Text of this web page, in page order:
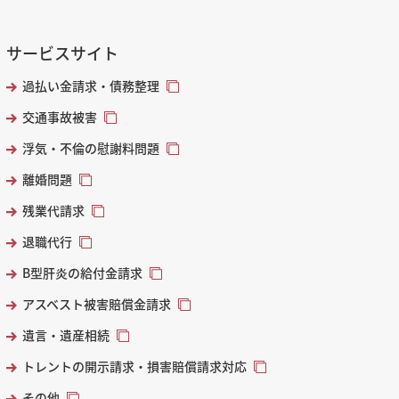
サービスサイト
過払い金請求・債務整理
交通事故被害
浮気・不倫の慰謝料問題
離婚問題
残業代請求
退職代行
B型肝炎の給付金請求
アスベスト被害賠償金請求
遺言・遺産相続
トレントの開示請求・損害賠償請求対応